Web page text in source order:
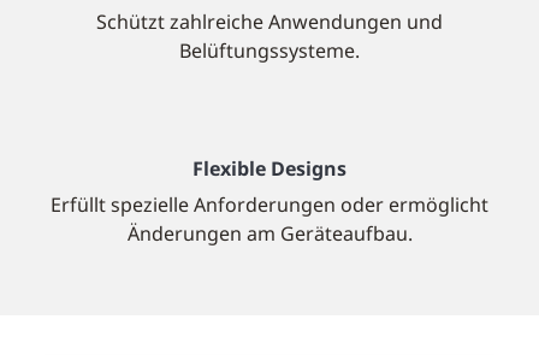
Schützt zahlreiche Anwendungen und
Belüftungssysteme.
Flexible Designs
Erfüllt spezielle Anforderungen oder ermöglicht
Änderungen am Geräteaufbau.